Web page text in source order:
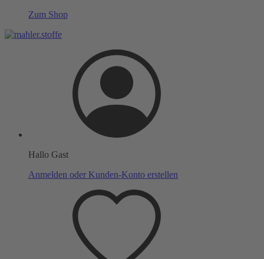
Zum Shop
Hallo Gast
Anmelden oder Kunden-Konto erstellen